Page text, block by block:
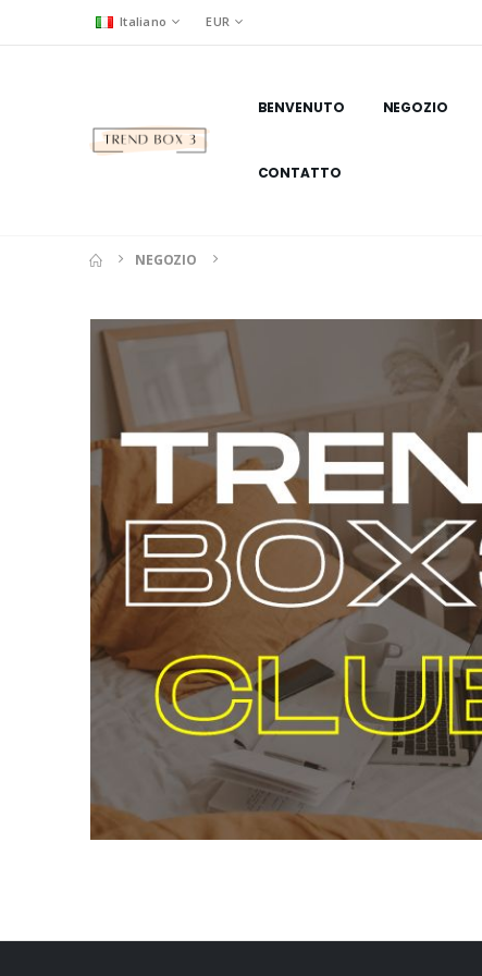
Italiano EUR
BENVENUTO NEGOZIO
CONTATTO
NEGOZIO